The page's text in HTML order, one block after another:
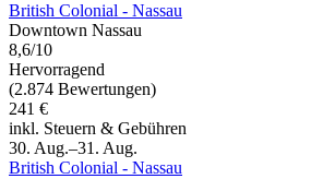
British Colonial - Nassau
Downtown Nassau
8,6/10
Hervorragend
(2.874 Bewertungen)
241 €
inkl. Steuern & Gebühren
30. Aug.–31. Aug.
British Colonial - Nassau